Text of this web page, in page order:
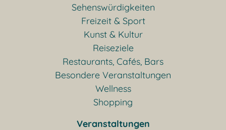
Sehenswürdigkeiten
Freizeit & Sport
Kunst & Kultur
Reiseziele
Restaurants, Cafés, Bars
Besondere Veranstaltungen
Wellness
Shopping
Veranstaltungen